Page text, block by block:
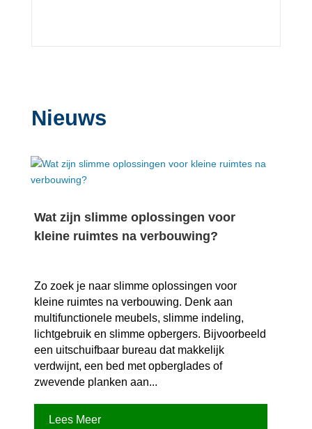
Nieuws
Wat zijn slimme oplossingen voor
kleine ruimtes na verbouwing?
Zo zoek je naar slimme oplossingen voor
kleine ruimtes na verbouwing.​ Denk aan
multifunctionele meubels, slimme indeling,
lichtgebruik en slimme opbergers.​ Bijvoorbeeld
een uitschuifbaar bureau dat makkelijk
verdwijnt, een bed met opberglades of
zwevende planken aan...
Lees Meer